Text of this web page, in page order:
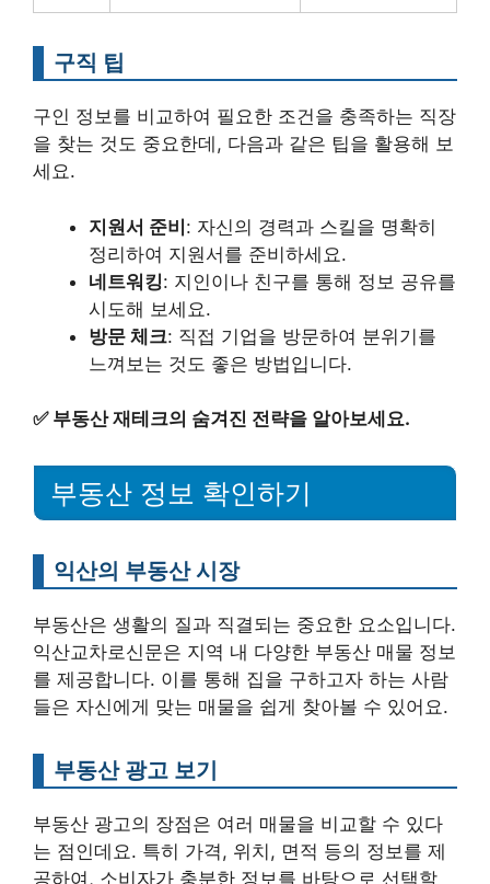
구직 팁
구인 정보를 비교하여 필요한 조건을 충족하는 직장
을 찾는 것도 중요한데, 다음과 같은 팁을 활용해 보
세요.
지원서 준비: 자신의 경력과 스킬을 명확히
정리하여 지원서를 준비하세요.
네트워킹: 지인이나 친구를 통해 정보 공유를
시도해 보세요.
방문 체크: 직접 기업을 방문하여 분위기를
느껴보는 것도 좋은 방법입니다.
✅ 부동산 재테크의 숨겨진 전략을 알아보세요.
부동산 정보 확인하기
익산의 부동산 시장
부동산은 생활의 질과 직결되는 중요한 요소입니다.
익산교차로신문은 지역 내 다양한 부동산 매물 정보
를 제공합니다. 이를 통해 집을 구하고자 하는 사람
들은 자신에게 맞는 매물을 쉽게 찾아볼 수 있어요.
부동산 광고 보기
부동산 광고의 장점은 여러 매물을 비교할 수 있다
는 점인데요. 특히 가격, 위치, 면적 등의 정보를 제
공하여, 소비자가 충분한 정보를 바탕으로 선택할